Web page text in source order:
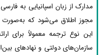
مدارک از زبان اسپانیایی به
مجوز اطلاق می‌شود که به‌صورت
این نوع ترجمه معمولاً برای
سازمان‌های دولتی و نهادهای